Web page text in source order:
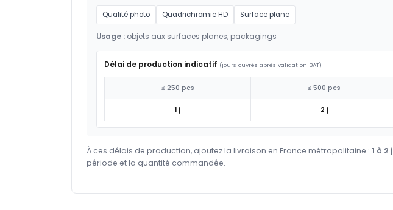
Qualité photo Quadrichromie HD Surface plane
Usage : objets aux surfaces planes, packagings
Délai de production indicatif (jours ouvrés après validation BAT)
≤ 250 pcs ≤ 500 pcs
1 j 2 j
À ces délais de production, ajoutez la livraison en France métropolitaine : 1 à 2
période et la quantité commandée.